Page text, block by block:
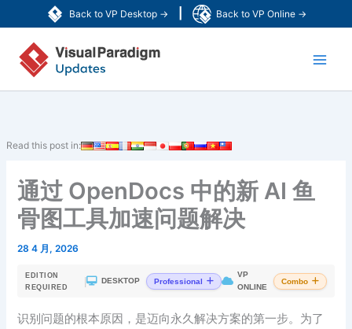
Back to VP Desktop → Back to VP Online →
至
Read this post in:
通过 OpenDocs 中的新 AI 鱼
骨图工具加速问题解决
28 4 月, 2026
EDITION
REQUIRED
DESKTOP Professional
VP
ONLINE
Combo
识别问题的根本原因，是迈向永久解决方案的第一步。为了